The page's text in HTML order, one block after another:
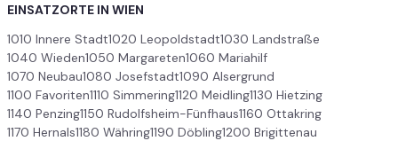
EINSATZORTE IN WIEN
1010 Innere Stadt1020 Leopoldstadt1030 Landstraße
1040 Wieden1050 Margareten1060 Mariahilf
1070 Neubau1080 Josefstadt1090 Alsergrund
1100 Favoriten1110 Simmering1120 Meidling1130 Hietzing
1140 Penzing1150 Rudolfsheim-Fünfhaus1160 Ottakring
1170 Hernals1180 Währing1190 Döbling1200 Brigittenau